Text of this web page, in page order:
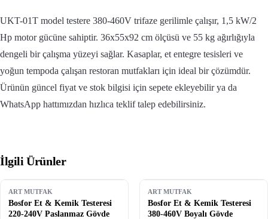
UKT-01T model testere 380-460V trifaze gerilimle çalışır, 1,5 kW/2
Hp motor gücüne sahiptir. 36x55x92 cm ölçüsü ve 55 kg ağırlığıyla
dengeli bir çalışma yüzeyi sağlar. Kasaplar, et entegre tesisleri ve
yoğun tempoda çalışan restoran mutfakları için ideal bir çözümdür.
Ürünün güncel fiyat ve stok bilgisi için sepete ekleyebilir ya da
WhatsApp hattımızdan hızlıca teklif talep edebilirsiniz.
İlgili Ürünler
ART MUTFAK
Bosfor Et & Kemik Testeresi
220-240V Paslanmaz Gövde
ART MUTFAK
Bosfor Et & Kemik Testeresi
380-460V Boyalı Gövde